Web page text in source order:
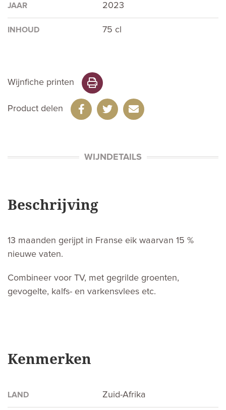
JAAR 2023
INHOUD 75 cl
Wijnfiche printen
Product delen
WIJNDETAILS
Beschrijving
13 maanden gerijpt in Franse eik waarvan 15 %
nieuwe vaten.
Combineer voor TV, met gegrilde groenten,
gevogelte, kalfs- en varkensvlees etc.
Kenmerken
LAND Zuid-Afrika